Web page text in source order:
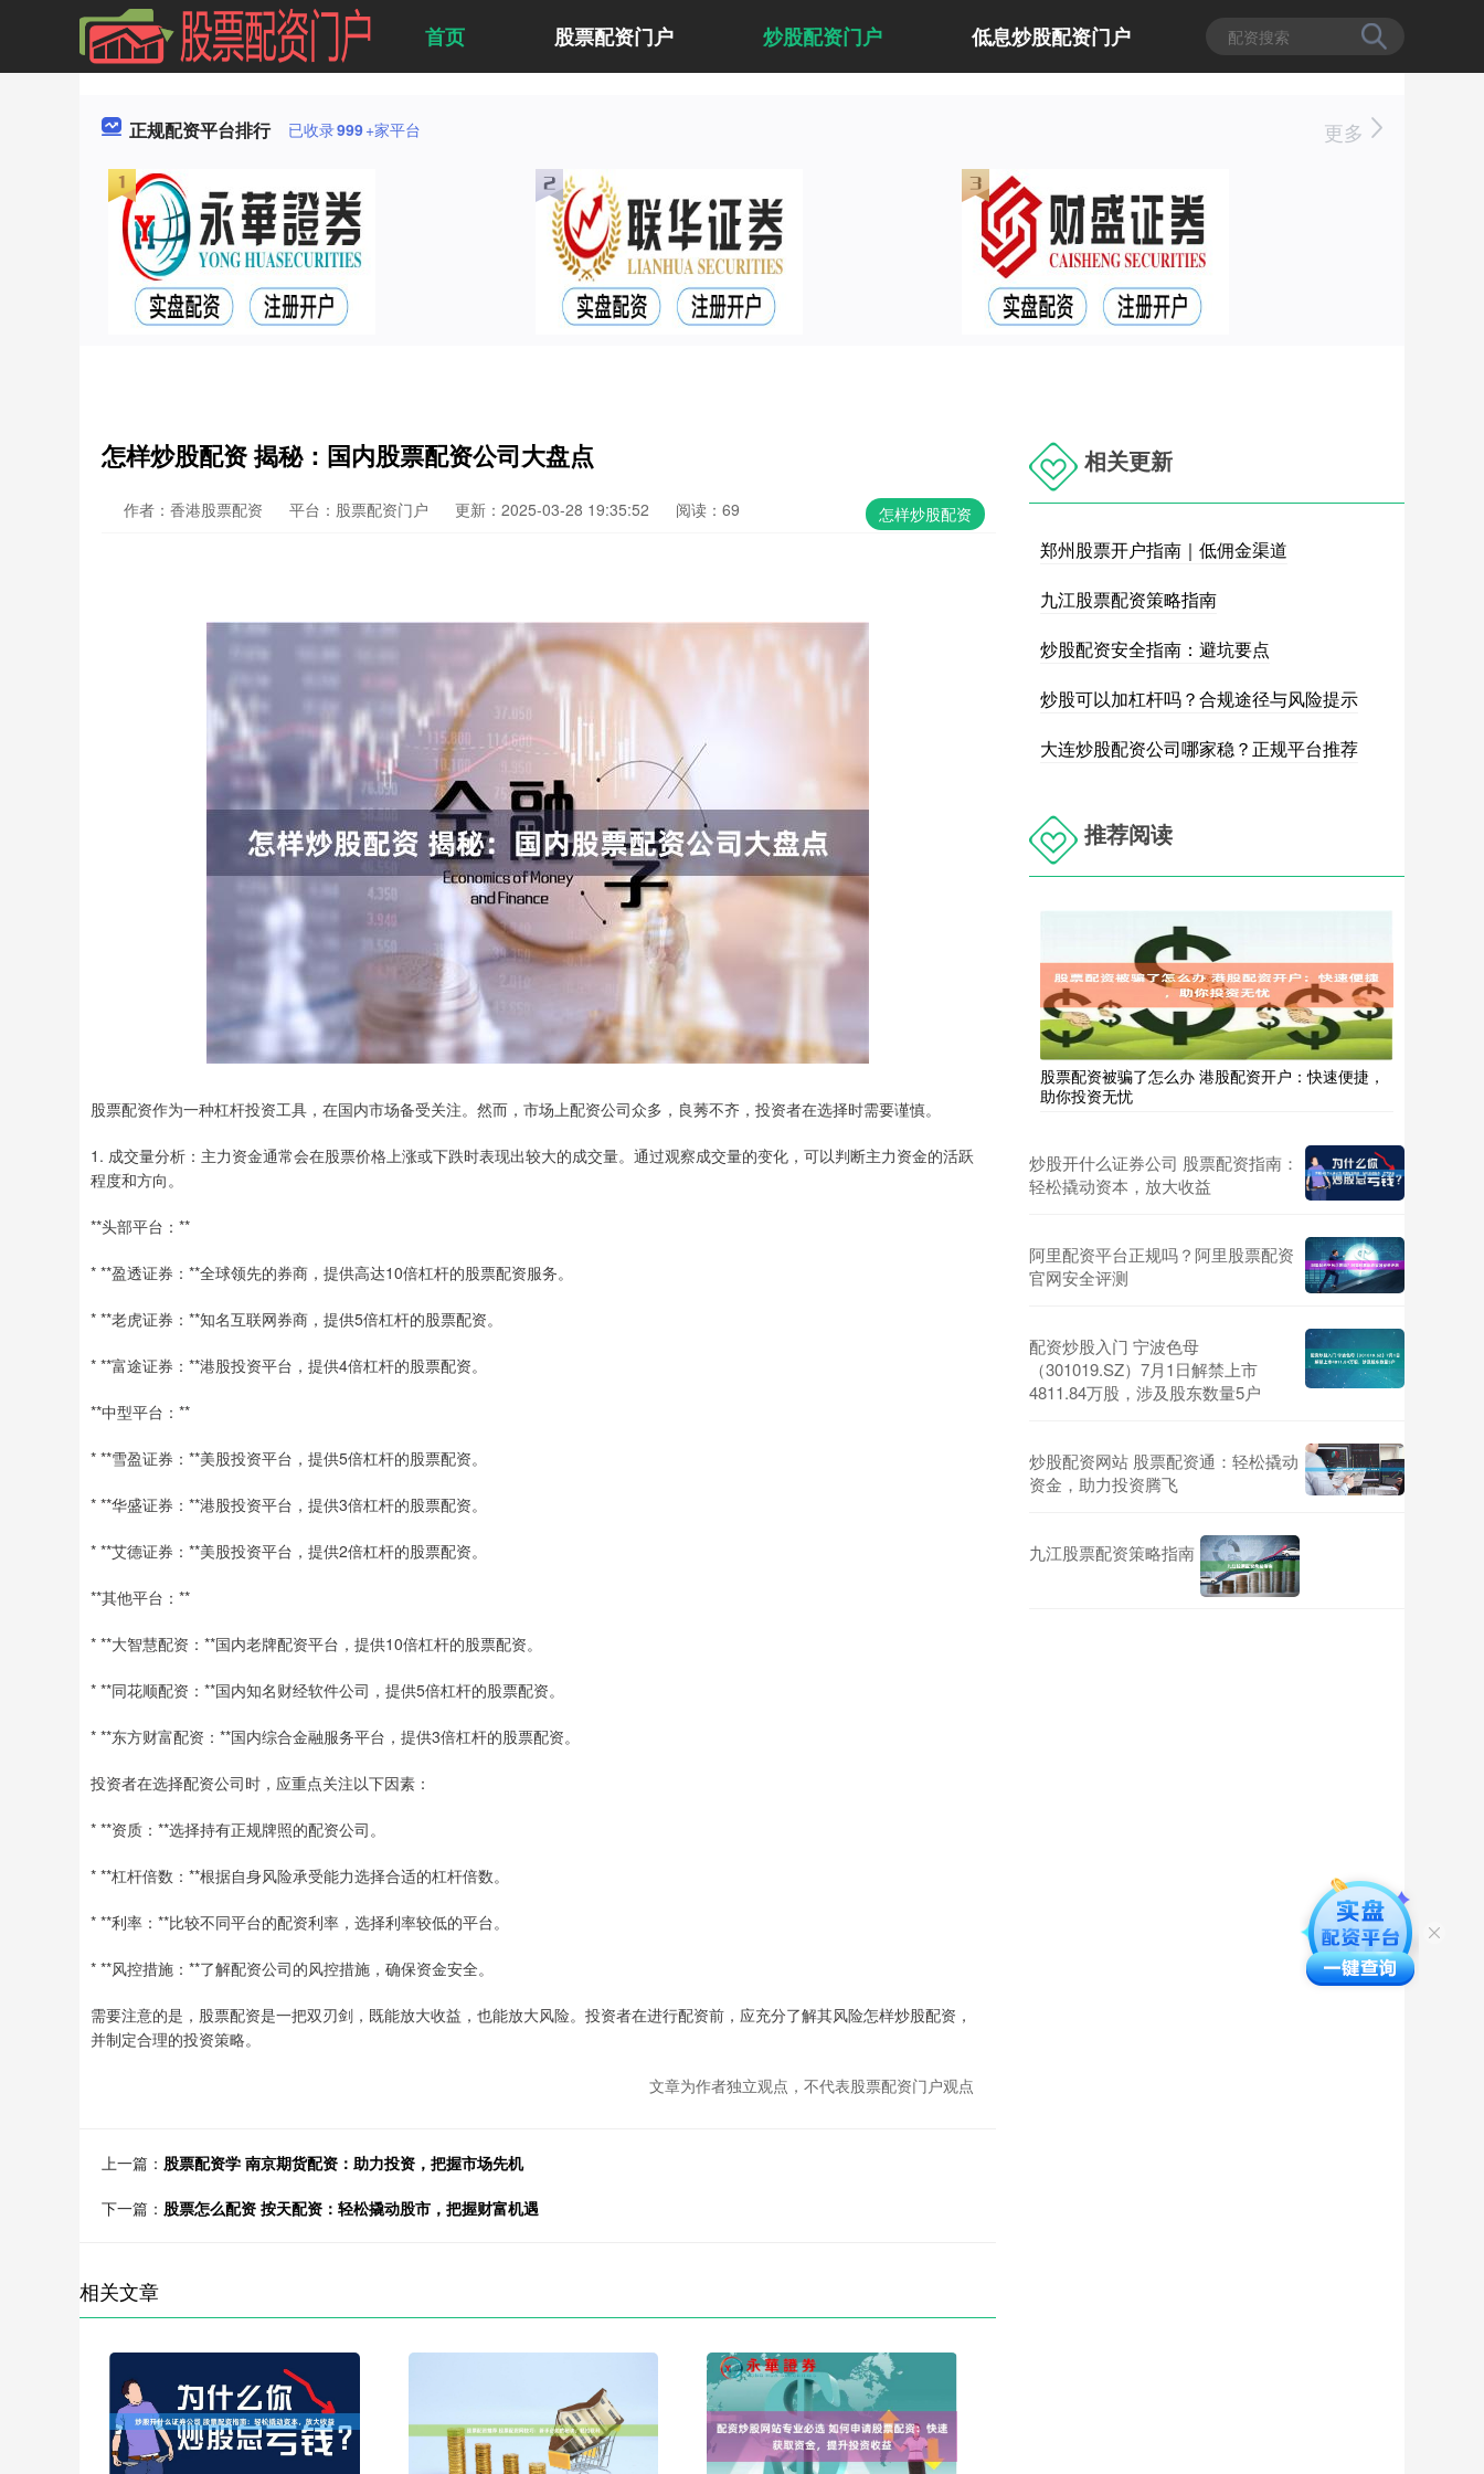
首页 股票配资门户 炒股配资门户 低息炒股配资门户
正规配资平台排行 已收录999+家平台 更多
怎样炒股配资 揭秘：国内股票配资公司大盘点
怎样炒股配资
作者：香港股票配资 平台：股票配资门户 更新：2025-03-28 19:35:52 阅读：69
股票配资作为一种杠杆投资工具，在国内市场备受关注。然而，市场上配资公司众多，良莠不齐，投资者在选择时需要谨慎。
1. 成交量分析：主力资金通常会在股票价格上涨或下跌时表现出较大的成交量。通过观察成交量的变化，可以判断主力资金的活跃
程度和方向。
**头部平台：**
* **盈透证券：**全球领先的券商，提供高达10倍杠杆的股票配资服务。
* **老虎证券：**知名互联网券商，提供5倍杠杆的股票配资。
* **富途证券：**港股投资平台，提供4倍杠杆的股票配资。
**中型平台：**
* **雪盈证券：**美股投资平台，提供5倍杠杆的股票配资。
* **华盛证券：**港股投资平台，提供3倍杠杆的股票配资。
* **艾德证券：**美股投资平台，提供2倍杠杆的股票配资。
**其他平台：**
* **大智慧配资：**国内老牌配资平台，提供10倍杠杆的股票配资。
* **同花顺配资：**国内知名财经软件公司，提供5倍杠杆的股票配资。
* **东方财富配资：**国内综合金融服务平台，提供3倍杠杆的股票配资。
投资者在选择配资公司时，应重点关注以下因素：
* **资质：**选择持有正规牌照的配资公司。
* **杠杆倍数：**根据自身风险承受能力选择合适的杠杆倍数。
* **利率：**比较不同平台的配资利率，选择利率较低的平台。
* **风控措施：**了解配资公司的风控措施，确保资金安全。
需要注意的是，股票配资是一把双刃剑，既能放大收益，也能放大风险。投资者在进行配资前，应充分了解其风险怎样炒股配资，
并制定合理的投资策略。
文章为作者独立观点，不代表股票配资门户观点
上一篇： 股票配资学 南京期货配资：助力投资，把握市场先机
下一篇： 股票怎么配资 按天配资：轻松撬动股市，把握财富机遇
相关文章
相关更新
郑州股票开户指南｜低佣金渠道
九江股票配资策略指南
炒股配资安全指南：避坑要点
炒股可以加杠杆吗？合规途径与风险提示
大连炒股配资公司哪家稳？正规平台推荐
推荐阅读
股票配资被骗了怎么办 港股配资开户：快速便捷，
助你投资无忧
炒股开什么证券公司 股票配资指南：
轻松撬动资本，放大收益
阿里配资平台正规吗？阿里股票配资
官网安全评测
配资炒股入门 宁波色母
（301019.SZ）7月1日解禁上市
4811.84万股，涉及股东数量5户
炒股配资网站 股票配资通：轻松撬动
资金，助力投资腾飞
九江股票配资策略指南